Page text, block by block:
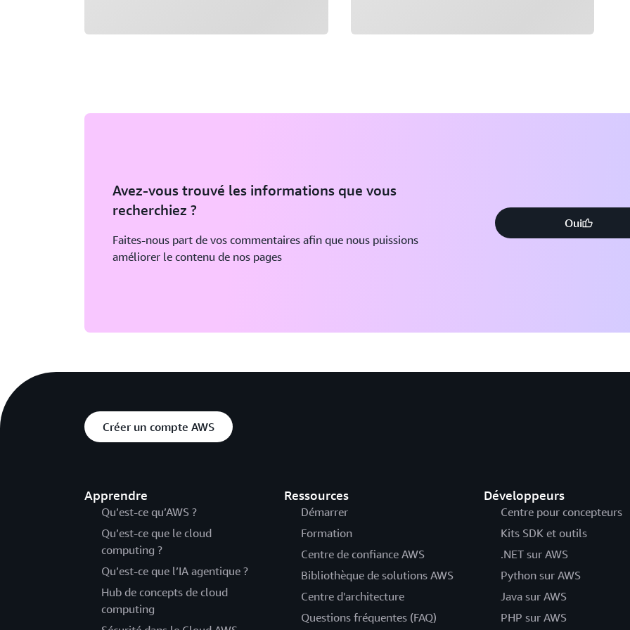
Avez-vous trouvé les informations que vous
recherchiez ?
Faites-nous part de vos commentaires afin que nous puissions
améliorer le contenu de nos pages
Oui
Créer un compte AWS
Apprendre
Qu’est-ce qu’AWS ?
Qu’est-ce que le cloud
computing ?
Qu’est-ce que l’IA agentique ?
Hub de concepts de cloud
computing
Ressources
Démarrer
Formation
Centre de confiance AWS
Bibliothèque de solutions AWS
Centre d'architecture
Questions fréquentes (FAQ)
Développeurs
Centre pour concepteurs
Kits SDK et outils
.NET sur AWS
Python sur AWS
Java sur AWS
PHP sur AWS